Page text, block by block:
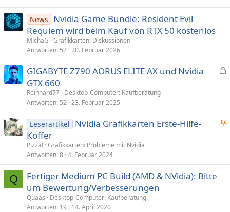
News
Nvidia Game Bundle: Resident Evil
Requiem wird beim Kauf von RTX 50 kostenlos
MichaG Grafikkarten: Diskussionen
Antworten 52 20. Februar 2026
e
r
GIGABYTE Z790 AORUS ELITE AX und Nvidia
GTX 660
Reinhard77 Desktop-Computer: Kaufberatung
Antworten 52 23. Februar 2025
A
p
Leserartikel
Nvidia Grafikkarten Erste-Hilfe-
Koffer
Pizza! Grafikkarten: Probleme mit Nvidia
Antworten 8 4. Februar 2024
Q
Fertiger Medium PC Build (AMD & NVidia): Bitte
um Bewertung/Verbesserungen
Quaas
Desktop-Computer: Kaufberatung
Antworten 19 14. April 2020